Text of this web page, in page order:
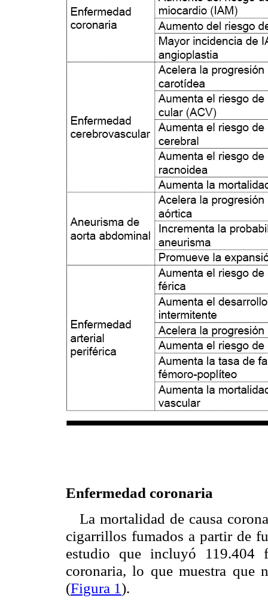
Enfermedad coronaria
La mortalidad de causa
cigarrillos fumados a partir de
estudio que incluyó 119.404
coronaria, lo que muestra que
(Figura 1).